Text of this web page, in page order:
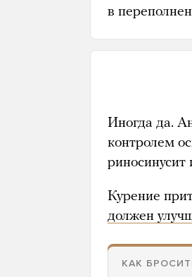
в
Иногда да.
контролем
риносинусит
Курение
должен
КАК